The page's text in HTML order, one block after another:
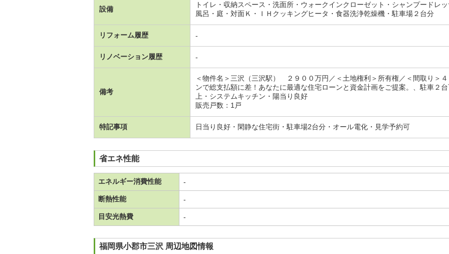
設備
トイレ・収納スペース・洗面所・ウォークインクローゼット・シャンプードレ
風呂・庭・対面Ｋ・ＩＨクッキングヒータ・食器洗浄乾燥機・駐車場２台分
リフォーム履歴 -
リノベーション履歴 -
備考
＜物件名＞三沢（三沢駅） ２９００万円／＜土地権利＞所有権／＜間取り＞
ンで総支払額に差！あなたに最適な住宅ローンと資金計画をご提案。、駐車２
上・システムキッチン・陽当り良好
販売戸数：1戸
特記事項 日当り良好・閑静な住宅街・駐車場2台分・オール電化・見学予約可
省エネ性能
エネルギー消費性能 -
断熱性能 -
目安光熱費 -
福岡県小郡市三沢 周辺地図情報